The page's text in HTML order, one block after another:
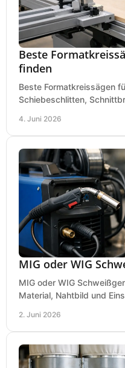
Beste
finden
Beste Formatkreissägen
Schiebeschlitten,
4. Juni 2026
MIG oder WIG
MIG oder WIG
Material, Nahtbild und
2. Juni 2026